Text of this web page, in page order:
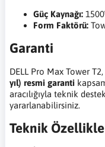
Güç Kaynağı:
Form Faktörü:
Garanti
DELL Pro Max Tower
yıl) resmi garanti
aracılığıyla teknik
yararlanabilirsiniz.
Teknik